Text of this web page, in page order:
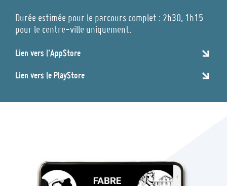
Durée estimée pour le parcours complet : 2h30, 1h15
pour le centre-ville uniquement.
Lien vers l'AppStore
Lien vers le PlayStore